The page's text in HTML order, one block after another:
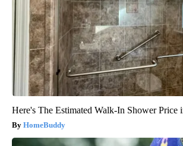
Here's The Estimated Walk-In Shower Price
HomeBuddy